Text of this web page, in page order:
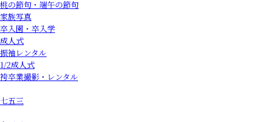
桃の節句・端午の節句
家族写真
卒入園・卒入学
成人式
振袖レンタル
1/2成人式
袴卒業撮影・レンタル
七五三